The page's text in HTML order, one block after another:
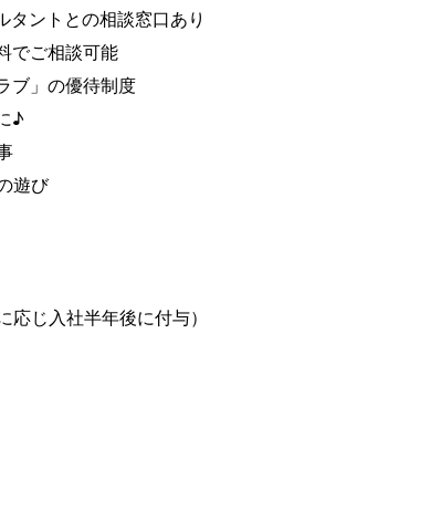
ントとの相談窓口あり
でご相談可能
ブ」の優待制度
♪
遊び
応じ入社半年後に付与）